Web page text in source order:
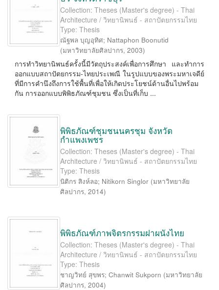
Collection: Theses (Master's degree) - Thai
Architecture / วิทยานิพนธ์ - สถาปัตยกรรมไทย
Type: Thesis
ณัฐพล บุญอุทิศ; Nattaphon Boonutid
(มหาวิทยาลัยศิลปากร, 2003)
การทำวิทยานิพนธ์ครั้งนี้มีวัตถุประสงค์เพื่อการศึกษา และทำการ
ออกแบบสถาปัตยกรรม-ไทยประเพณี ในรูปแบบของพระมหาเจดีย์
ที่มีการคำนึงถึงการใช้พื้นที่เพื่อให้เกิดประโยชน์ด้านอื่นไปพร้อม
กัน การออกแบบพิพิธภัณฑ์ชุมชน ซึ่งเป็นที่เก็บ ...
พิพิธภัณฑ์ชุมชนนครชุม จังหวัด
กำแพงเพชร
Collection: Theses (Master's degree) - Thai
Architecture / วิทยานิพนธ์ - สถาปัตยกรรมไทย
Type: Thesis
นิติกร สิงห์ลอ; Nitikorn Singlor (มหาวิทยาลัย
ศิลปากร, 2014)
พิพิธภัณฑ์ภาพจิตรกรรมฝาผนังไทย
Collection: Theses (Master's degree) - Thai
Architecture / วิทยานิพนธ์ - สถาปัตยกรรมไทย
Type: Thesis
ชาญวิทย์ สุขพร; Chanwit Sukporn (มหาวิทยาลัย
ศิลปากร, 2004)